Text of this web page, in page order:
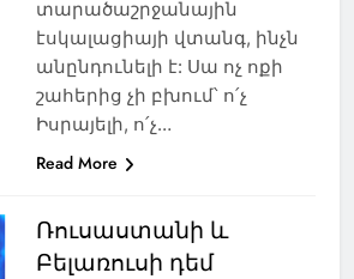
տարածաշրջանային
էսկալացիայի վտանգ, ինչն
անընդունելի է: Սա ոչ ոքի
շահերից չի բխում՝ ո՛չ
Իսրայելի, ո՛չ…
Read More
Ռուսաստանի և
Բելառուսի դեմ